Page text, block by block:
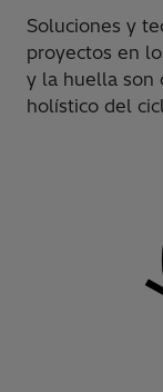
Soluciones y
proyectos en
y la huella son
holístico del